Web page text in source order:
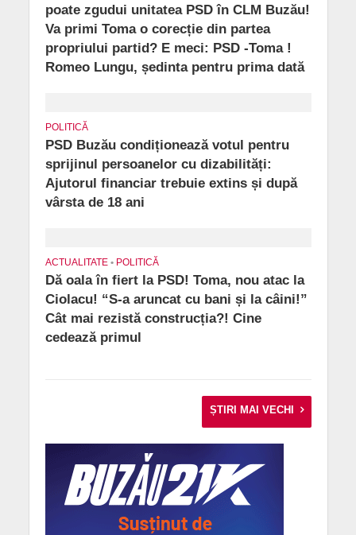
poate zgudui unitatea PSD în CLM Buzău!
Va primi Toma o corecție din partea
propriului partid? E meci: PSD -Toma !
Romeo Lungu, ședinta pentru prima dată
POLITICĂ
PSD Buzău condiționează votul pentru
sprijinul persoanelor cu dizabilități:
Ajutorul financiar trebuie extins și după
vârsta de 18 ani
ACTUALITATE • POLITICĂ
Dă oala în fiert la PSD! Toma, nou atac la
Ciolacu! “S-a aruncat cu bani și la câini!”
Cât mai rezistă construcția?! Cine
cedează primul
ȘTIRI MAI VECHI